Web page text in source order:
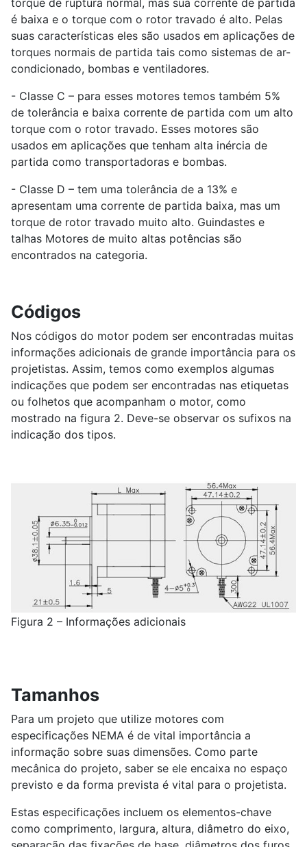
torque de ruptura normal, mas sua corrente de partida
é baixa e o torque com o rotor travado é alto. Pelas
suas características eles são usados em aplicações de
torques normais de partida tais como sistemas de ar-
condicionado, bombas e ventiladores.
- Classe C – para esses motores temos também 5%
de tolerância e baixa corrente de partida com um alto
torque com o rotor travado. Esses motores são
usados em aplicações que tenham alta inércia de
partida como transportadoras e bombas.
- Classe D – tem uma tolerância de a 13% e
apresentam uma corrente de partida baixa, mas um
torque de rotor travado muito alto. Guindastes e
talhas Motores de muito altas potências são
encontrados na categoria.
Códigos
Nos códigos do motor podem ser encontradas muitas
informações adicionais de grande importância para os
projetistas. Assim, temos como exemplos algumas
indicações que podem ser encontradas nas etiquetas
ou folhetos que acompanham o motor, como
mostrado na figura 2. Deve-se observar os sufixos na
indicação dos tipos.
Figura 2 – Informações adicionais
Tamanhos
Para um projeto que utilize motores com
especificações NEMA é de vital importância a
informação sobre suas dimensões. Como parte
mecânica do projeto, saber se ele encaixa no espaço
previsto e da forma prevista é vital para o projetista.
Estas especificações incluem os elementos-chave
como comprimento, largura, altura, diâmetro do eixo,